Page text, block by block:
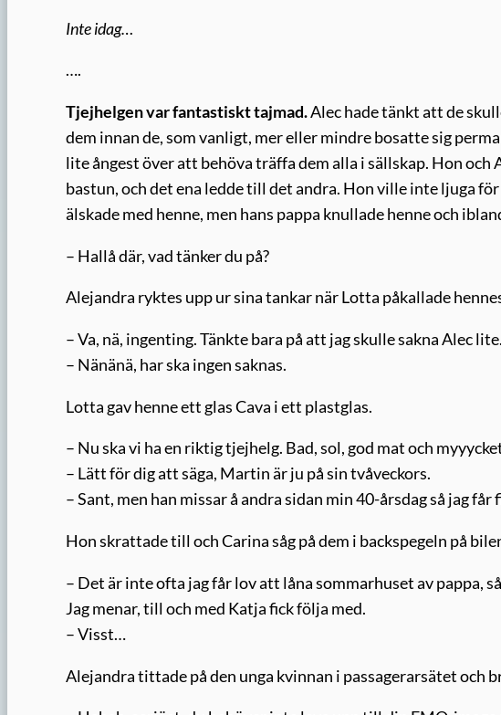
Inte idag…
….
Tjejhelgen var fantastiskt tajmad.Alec hade tänkt att de
dem innan de, som vanligt, mer eller mindre bosatte sig
lite ångest över att behöva träffa dem alla i sällskap. Hon och
bastun, och det ena ledde till det andra. Hon ville inte ljuga
älskade med henne, men hans pappa knullade henne och
– Hallå där, vad tänker du på?
Alejandra ryktes upp ur sina tankar när Lotta påkallade
– Va, nä, ingenting. Tänkte bara på att jag skulle sakna Alec lite.
– Nänänä, har ska ingen saknas.
Lotta gav henne ett glas Cava i ett plastglas.
– Nu ska vi ha en riktig tjejhelg. Bad, sol, god mat och
– Lätt för dig att säga, Martin är ju på sin tvåveckors.
– Sant, men han missar å andra sidan min 40-årsdag så jag
Hon skrattade till och Carina såg på dem i backspegeln på
– Det är inte ofta jag får lov att låna sommarhuset av pappa,
Jag menar, till och med Katja fick följa med.
– Visst…
Alejandra tittade på den unga kvinnan i passagerarsätet och